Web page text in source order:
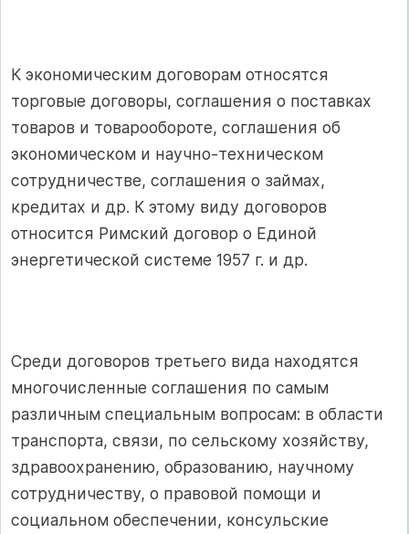
К экономическим договорам относятся
торговые договоры, соглашения о поставках
товаров и товарообороте, соглашения об
экономическом и научно-техническом
сотрудничестве, соглашения о займах,
кредитах и др. К этому виду договоров
относится Римский договор о Единой
энергетической системе 1957 г. и др.
Среди договоров третьего вида находятся
многочисленные соглашения по самым
различным специальным вопросам: в области
транспорта, связи, по сельскому хозяйству,
здравоохранению, образованию, научному
сотрудничеству, о правовой помощи и
социальном обеспечении, консульские